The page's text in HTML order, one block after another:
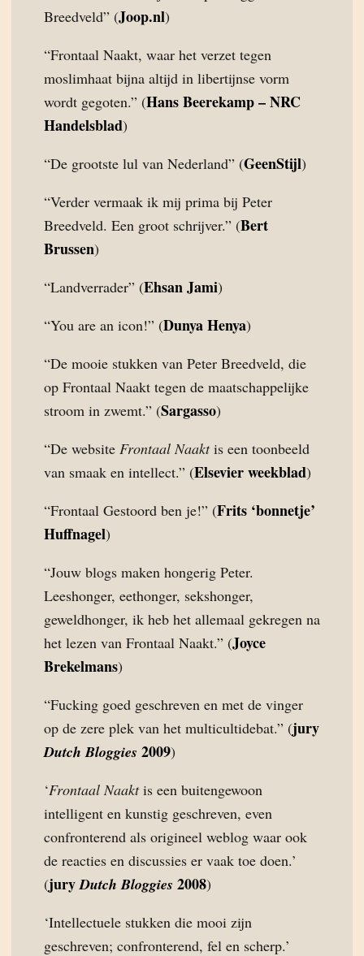
Breedveld” (Joop.nl)
“Frontaal Naakt, waar het verzet tegen
moslimhaat bijna altijd in libertijnse vorm
wordt gegoten.” (Hans Beerekamp – NRC
Handelsblad)
“De grootste lul van Nederland” (GeenStijl)
“Verder vermaak ik mij prima bij Peter
Breedveld. Een groot schrijver.” (Bert
Brussen)
“Landverrader” (Ehsan Jami)
“You are an icon!” (Dunya Henya)
“De mooie stukken van Peter Breedveld, die
op Frontaal Naakt tegen de maatschappelijke
stroom in zwemt.” (Sargasso)
“De website Frontaal Naaktis een toonbeeld
van smaak en intellect.” (Elsevier weekblad)
“Frontaal Gestoord ben je!” (Frits ‘bonnetje’
Huffnagel)
“Jouw blogs maken hongerig Peter.
Leeshonger, eethonger, sekshonger,
geweldhonger, ik heb het allemaal gekregen na
het lezen van Frontaal Naakt.” (Joyce
Brekelmans)
“Fucking goed geschreven en met de vinger
op de zere plek van het multicultidebat.” (jury
Dutch Bloggies 2009)
‘Frontaal Naaktis een buitengewoon
intelligent en kunstig geschreven, even
confronterend als origineel weblog waar ook
de reacties en discussies er vaak toe doen.’
(juryDutch Bloggies 2008)
‘Intellectuele stukken die mooi zijn
geschreven; confronterend, fel en scherp.’